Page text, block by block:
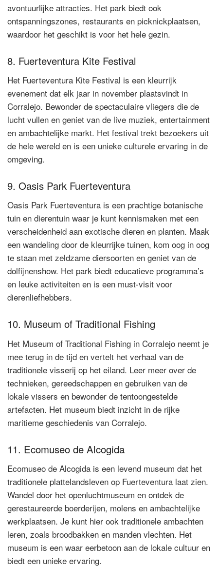
avontuurlijke attracties. Het park biedt ook
ontspanningszones, restaurants en picknickplaatsen,
waardoor het geschikt is voor het hele gezin.
8. Fuerteventura Kite Festival
Het Fuerteventura Kite Festival is een kleurrijk
evenement dat elk jaar in november plaatsvindt in
Corralejo. Bewonder de spectaculaire vliegers die de
lucht vullen en geniet van de live muziek, entertainment
en ambachtelijke markt. Het festival trekt bezoekers uit
de hele wereld en is een unieke culturele ervaring in de
omgeving.
9. Oasis Park Fuerteventura
Oasis Park Fuerteventura is een prachtige botanische
tuin en dierentuin waar je kunt kennismaken met een
verscheidenheid aan exotische dieren en planten. Maak
een wandeling door de kleurrijke tuinen, kom oog in oog
te staan met zeldzame diersoorten en geniet van de
dolfijnenshow. Het park biedt educatieve programma’s
en leuke activiteiten en is een must-visit voor
dierenliefhebbers.
10. Museum of Traditional Fishing
Het Museum of Traditional Fishing in Corralejo neemt je
mee terug in de tijd en vertelt het verhaal van de
traditionele visserij op het eiland. Leer meer over de
technieken, gereedschappen en gebruiken van de
lokale vissers en bewonder de tentoongestelde
artefacten. Het museum biedt inzicht in de rijke
maritieme geschiedenis van Corralejo.
11. Ecomuseo de Alcogida
Ecomuseo de Alcogida is een levend museum dat het
traditionele plattelandsleven op Fuerteventura laat zien.
Wandel door het openluchtmuseum en ontdek de
gerestaureerde boerderijen, molens en ambachtelijke
werkplaatsen. Je kunt hier ook traditionele ambachten
leren, zoals broodbakken en manden vlechten. Het
museum is een waar eerbetoon aan de lokale cultuur en
biedt een unieke ervaring.